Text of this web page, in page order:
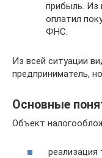
прибыль. Из
оплатил
ФНС.
Из всей ситуации
предприниматель,
Основные
Объект
реализация